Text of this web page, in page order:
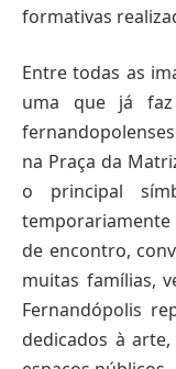
formativas
Entre todas as
uma que já
na Praça da
o principal
de encontro,
muitas famílias,
Fernandópolis
dedicados à